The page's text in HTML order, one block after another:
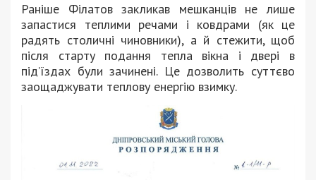
Раніше Філатов закликав мешканців не лише
запастися теплими речами і ковдрами (як це
радять столичні чиновники), а й стежити, щоб
після старту подання тепла вікна і двері в
під’їздах були зачинені. Це дозволить суттєво
заощаджувати теплову енергію взимку.